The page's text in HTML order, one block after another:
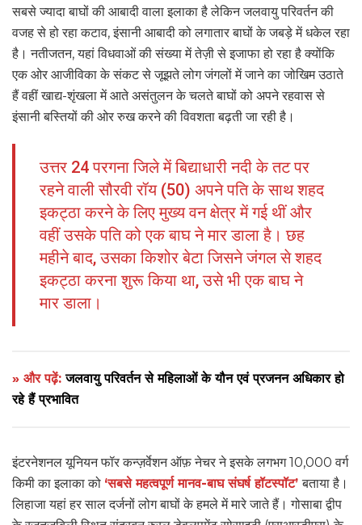
सबसे ज्यादा बाघों की आबादी वाला इलाका है लेकिन जलवायु परिवर्तन की
वजह से हो रहा कटाव, इंसानी आबादी को लगातार बाघों के जबड़े में धकेल रहा
है। नतीजतन, यहां विधवाओं की संख्या में तेज़ी से इजाफा हो रहा है क्योंकि
एक ओर आजीविका के संकट से जूझते लोग जंगलों में जाने का जोखिम उठाते
हैं वहीं खाद्य-शृंखला में आते असंतुलन के चलते बाघों को अपने रहवास से
इंसानी बस्तियों की ओर रुख करने की विवशता बढ़ती जा रही है।
उत्तर 24 परगना जिले में बिद्याधारी नदी के तट पर
रहने वाली सौरवी रॉय (50) अपने पति के साथ शहद
इकट्ठा करने के लिए मुख्य वन क्षेत्र में गई थीं और
वहीं उसके पति को एक बाघ ने मार डाला है। छह
महीने बाद, उसका किशोर बेटा जिसने जंगल से शहद
इकट्ठा करना शुरू किया था, उसे भी एक बाघ ने
मार डाला।
» और पढ़ें:जलवायु परिवर्तन से महिलाओं के यौन एवं प्रजनन अधिकार हो
रहे हैं प्रभावित
इंटरनेशनल यूनियन फॉर कन्ज़र्वेशन ऑफ़ नेचर ने इसके लगभग 10,000 वर्ग
किमी का इलाका को ‘सबसे महत्वपूर्ण मानव-बाघ संघर्ष हॉटस्पॉट’बताया है।
लिहाजा यहां हर साल दर्जनों लोग बाघों के हमले में मारे जाते हैं। गोसाबा द्वीप